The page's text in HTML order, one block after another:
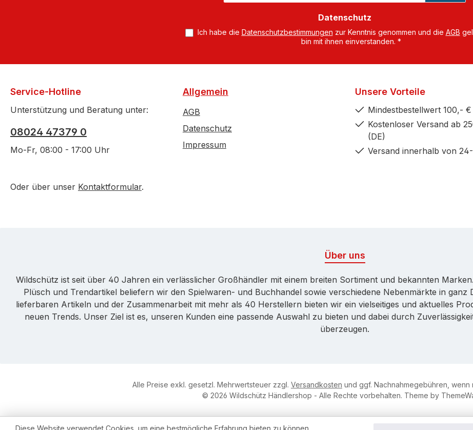
Adresse
Datenschutz
Ich habe die Datenschutzbestimmungen zur Kenntnis genommen und die AGB
bin mit ihnen einverstanden. *
Service-Hotline
Unterstützung und Beratung unter:
08024 47379 0
Mo-Fr, 08:00 - 17:00 Uhr
Oder über unser Kontaktformular.
Allgemein
AGB
Datenschutz
Impressum
Unsere Vorteile
Mindestbestellwert 100,- €
Kostenloser Versand ab
(DE)
Versand innerhalb von
Über uns
Wildschütz ist seit über 40 Jahren ein verlässlicher Großhändler mit einem breiten Sortiment und bekannten
Plüsch und Trendartikel beliefern wir den Spielwaren- und Buchhandel sowie verschiedene Nebenmärkte in
lieferbaren Artikeln und der Zusammenarbeit mit mehr als 40 Herstellern bieten wir ein vielseitiges und aktuelles
neuen Trends. Unser Ziel ist es, unseren Kunden eine passende Auswahl zu bieten und dabei durch
überzeugen.
Alle Preise exkl. gesetzl. Mehrwertsteuer zzgl. Versandkosten und ggf. Nachnahmegebühren,
© 2026 Wildschütz Händlershop - Alle Rechte vorbehalten. Theme by
Diese Website verwendet Cookies, um eine bestmögliche Erfahrung bieten zu können.